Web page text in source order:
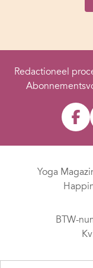
Redactioneel
Yoga
BTW-